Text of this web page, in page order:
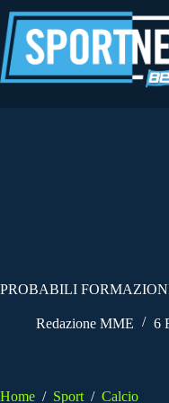
al
contenuto
PROBABILI
Redazione MME 6
Home / Sport / Calcio